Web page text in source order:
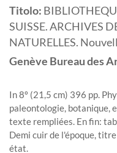
Titolo:
SUISSE. ARCHIVES
NATURELLES.
Genève Bureau des
In 8º (21,5 cm) 396 pp.
paleontologie, botanique,
texte rempliées. En fin:
Demi cuir de l'époque,
état.